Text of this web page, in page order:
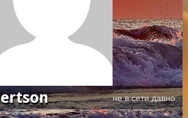
не в сети давно